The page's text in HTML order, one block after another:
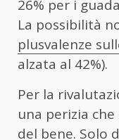
26% per i
La possibilità
plusvalenze
alzata al 42%).
Per la
una perizia
del bene. Solo